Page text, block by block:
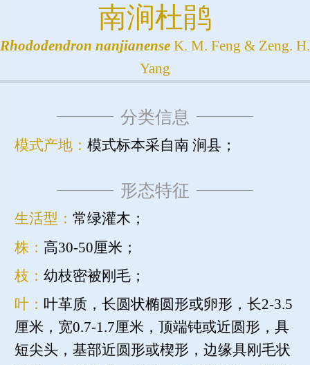
南涧杜鹃
Rhododendron nanjianense K. M. Feng & Zeng. H.
Yang
分类信息
模式产地： 模式标本采自南 涧县；
形态特征
生活型： 常绿灌木；
株： 高30-50厘米；
枝： 幼枝密被刚毛；
叶： 叶革质，长圆状椭圆形或卵形，长2-3.5
厘米，宽0.7-1.7厘米，顶端钝或近圆形，具
短尖头，基部近圆形或楔形，边缘具刚毛状